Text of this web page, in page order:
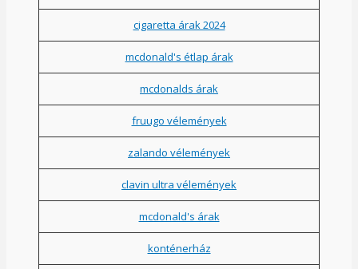
cigaretta árak 2024
mcdonald's étlap árak
mcdonalds árak
fruugo vélemények
zalando vélemények
clavin ultra vélemények
mcdonald's árak
konténerház